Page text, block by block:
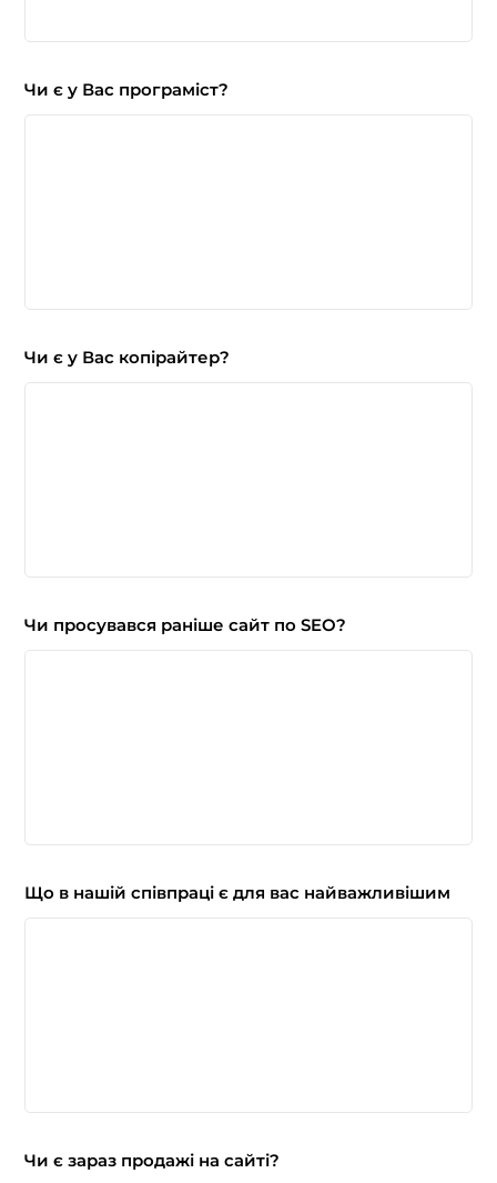
Чи є у Вас програміст?
Чи є у Вас копірайтер?
Чи просувався раніше сайт по SEO?
Що в нашій співпраці є для вас найважливішим
Чи є зараз продажі на сайті?